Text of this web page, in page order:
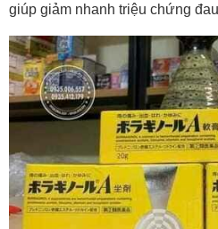
giúp giảm nhanh triệu chứng